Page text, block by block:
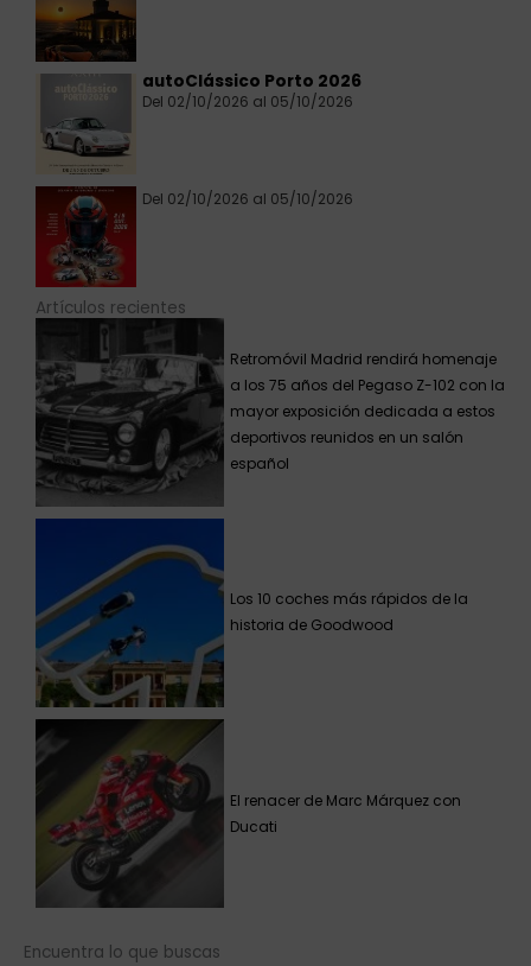
autoClássico Porto 2026
Del 02/10/2026 al 05/10/2026
Del 02/10/2026 al 05/10/2026
Artículos recientes
Retromóvil Madrid rendirá homenaje
a los 75 años del Pegaso Z-102 con la
mayor exposición dedicada a estos
deportivos reunidos en un salón
español
Los 10 coches más rápidos de la
historia de Goodwood
El renacer de Marc Márquez con
Ducati
Encuentra lo que buscas